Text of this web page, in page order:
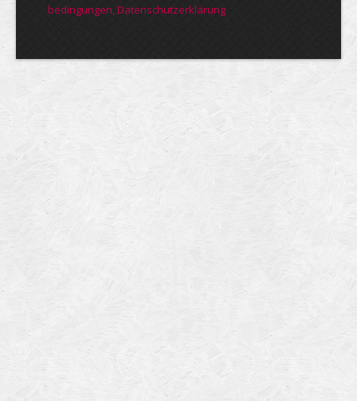
bedin­gungen, Daten­schutz­er­klärung